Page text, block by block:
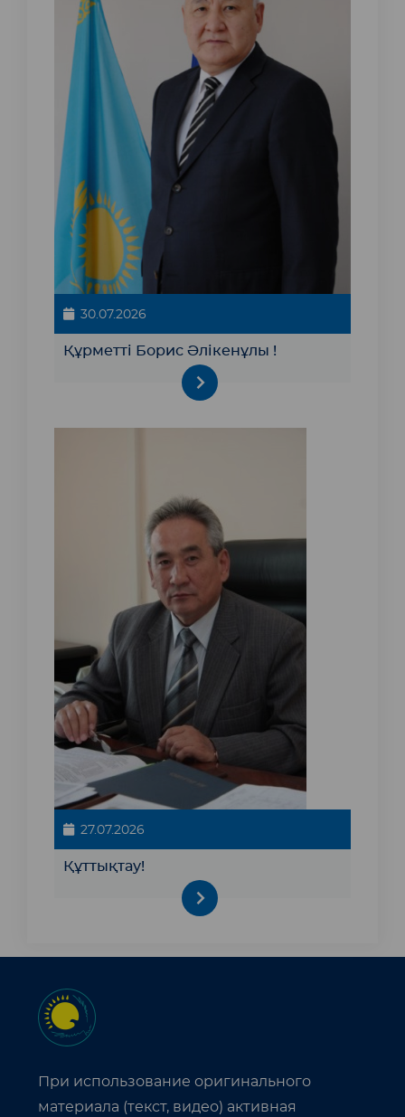
30.07.2026
Құрметті Борис Әлікенұлы !
27.07.2026
Құттықтау!
При использование оригинального
материала (текст, видео) активная